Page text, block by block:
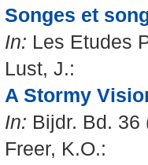
Songes et
In: Les Etudes
Lust, J.:
A Stormy
In: Bijdr. Bd. 36
Freer, K.O.: